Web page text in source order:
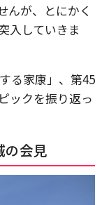
んが、とにかく
入していきま
る家康」、第45
ックを振り返っ
の会見